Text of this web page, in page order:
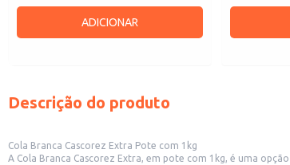
ADICIONAR
Descrição do produto
Cola Branca Cascorez Extra Pote com 1kg
A Cola Branca Cascorez Extra, em pote com 1kg, é uma